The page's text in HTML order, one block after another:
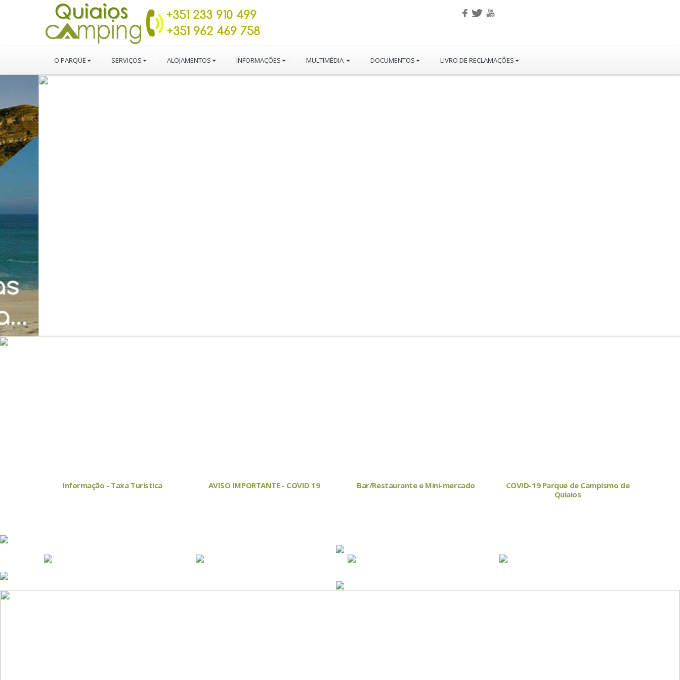
O PARQUE SERVIÇOS ALOJAMENTOS INFORMAÇÕES MULTIMÉDIA DOCUMENTOS LIVRO DE RECLAMAÇÕES
Informação - Taxa Turística AVISO IMPORTANTE - COVID 19 Bar/Restaurante e Mini-mercado
COVID-19 Parque de Campismo de
Quiaios